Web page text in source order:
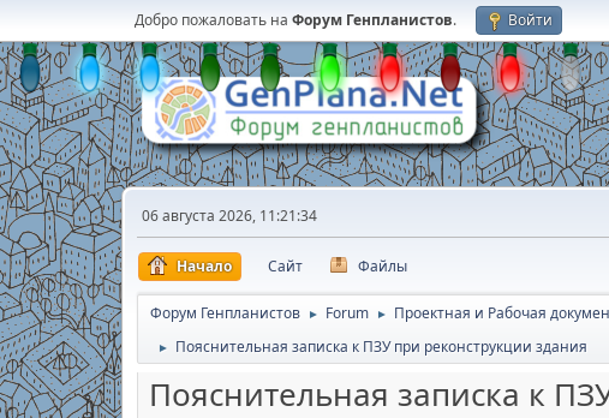
Добро пожаловать на Форум Генпланистов. Войти
06 августа 2026, 11:21:34
Начало Сайт Файлы
Форум Генпланистов ► Forum ► Проектная и Рабочая
► Пояснительная записка к ПЗУ при реконструкции здания
Пояснительная записка к